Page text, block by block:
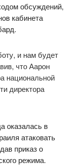
обсуждений,
кабинета
и нам будет
что Аарон
национальной
директора
оказалась в
атаковать
приказ о
режима.